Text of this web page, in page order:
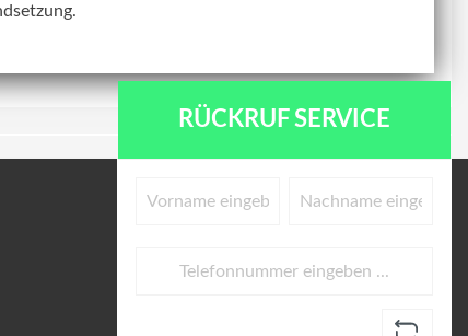
RÜCKRUF SERVICE